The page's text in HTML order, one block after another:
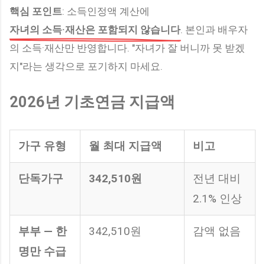
핵심 포인트: 소득인정액 계산에
자녀의 소득·재산은 포함되지 않습니다. 본인과 배우자
의 소득·재산만 반영합니다. "자녀가 잘 버니까 못 받겠
지"라는 생각으로 포기하지 마세요.
2026년 기초연금 지급액
가구 유형 월 최대 지급액 비고
단독가구 342,510원
전년 대비
2.1% 인상
부부 — 한
명만 수급
342,510원 감액 없음